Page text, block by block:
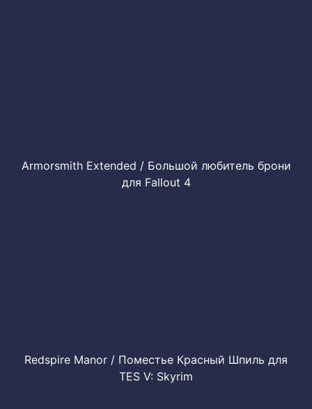
Armorsmith Extended / Большой любитель брони
для Fallout 4
Redspire Manor / Поместье Красный Шпиль для
TES V: Skyrim